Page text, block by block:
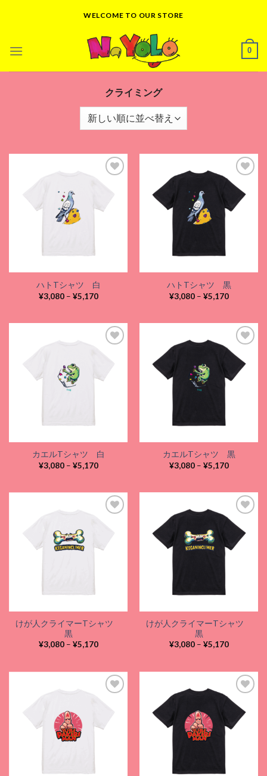
WELCOME TO OUR STORE
0
クライミング
Add to
wishlist
ハトTシャツ 白
¥3,080 – ¥5,170価
–
¥5,170
Add to
wishlist
ハトTシャツ 黒
¥3,080 – ¥5,170価
–
¥5,170
Add to
wishlist
カエルTシャツ 白
¥3,080 – ¥5,170価
–
¥5,170
Add to
wishlist
カエルTシャツ 黒
¥3,080 – ¥5,170価
¥5,170
wishlist
けが人クライマーTシャツ
黒
¥3,080 – ¥5,170価
–
¥5,170
Add to
wishlist
けが人クライマーTシャツ
黒
¥3,080 – ¥5,170価
–
¥5,170
wishlist
Add to
wishlist